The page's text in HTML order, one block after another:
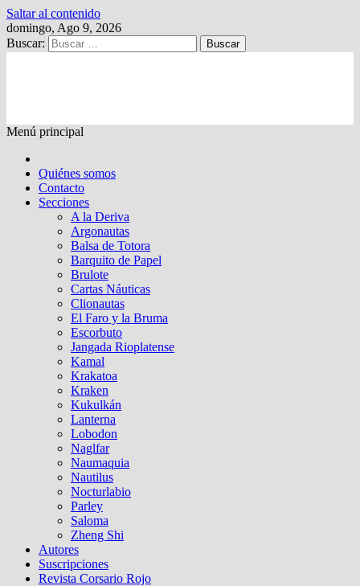
Saltar al contenido
domingo, Ago 9, 2026
Buscar:
Menú principal
Quiénes somos
Contacto
Secciones
A la Deriva
Argonautas
Balsa de Totora
Barquito de Papel
Brulote
Cartas Náuticas
Clionautas
El Faro y la Bruma
Escorbuto
Jangada Rioplatense
Kamal
Krakatoa
Kraken
Kukulkán
Lanterna
Lobodon
Naglfar
Naumaquia
Nautilus
Nocturlabio
Parley
Saloma
Zheng Shi
Autores
Suscripciones
Revista Corsario Rojo